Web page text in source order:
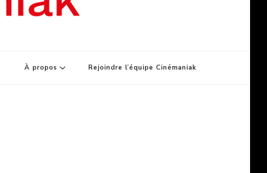
À propos Rejoindre l’équipe Cinémaniak